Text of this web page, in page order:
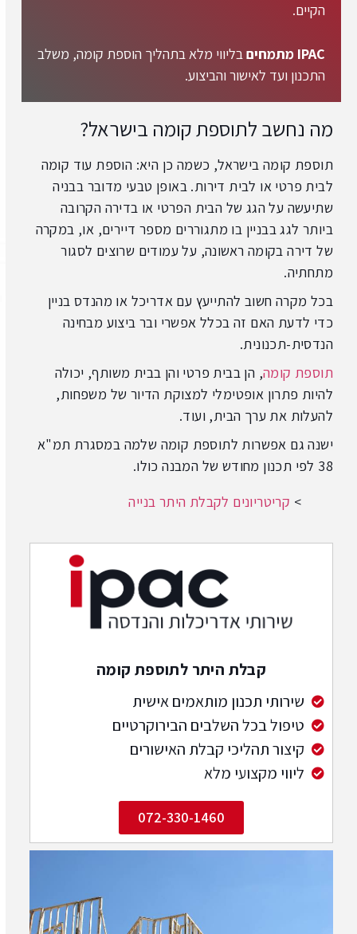
הקיים.
IPAC מתמחים
בליווי מלא בתהליך הוספת קומה, משלב
התכנון ועד לאישור והביצוע.
מה נחשב לתוספת קומה בישראל?
תוספת קומה בישראל, כשמה כן היא: הוספת עוד קומה
לבית פרטי או לבית דירות. באופן טבעי מדובר בבניה
שתיעשה על הגג של הבית הפרטי או בדירה הקרובה
ביותר לגג בבניין בו מתגוררים מספר דיירים, או, במקרה
של דירה בקומה ראשונה, על עמודים שרוצים לסגור
מתחתיה.
בכל מקרה חשוב להתייעץ עם אדריכל או מהנדס בניין
כדי לדעת האם זה בכלל אפשרי ובר ביצוע מבחינה
הנדסית-תכנונית.
תוספת קומה, הן בבית פרטי והן בבית משותף, יכולה
להיות פתרון אופטימלי למצוקת הדיור של משפחות,
להעלות את ערך הבית, ועוד.
ישנה גם אפשרות לתוספת קומה שלמה במסגרת תמ"א
38 לפי תכנון מחודש של המבנה כולו.
> קריטריונים לקבלת היתר בנייה
קבלת היתר לתוספת קומה
שירותי תכנון מותאמים אישית
טיפול בכל השלבים הבירוקרטיים
קיצור תהליכי קבלת האישורים
ליווי מקצועי מלא
072-330-1460